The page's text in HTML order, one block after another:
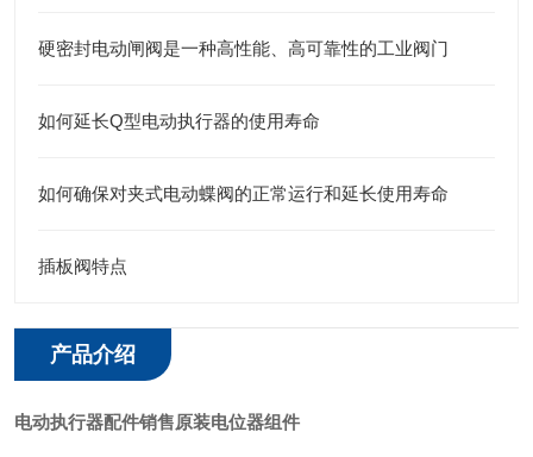
硬密封电动闸阀是一种高性能、高可靠性的工业阀门
如何延长Q型电动执行器的使用寿命
如何确保对夹式电动蝶阀的正常运行和延长使用寿命
插板阀特点
产品介绍
电动执行器配件销售原装电位器组件